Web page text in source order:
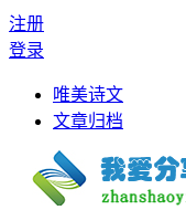
注册
登录
唯美诗文
文章归档